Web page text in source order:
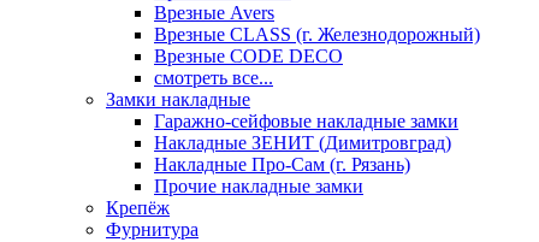
Врезные Avers
Врезные CLASS (г. Железнодорожный)
Врезные CODE DECO
смотреть все...
Замки накладные
Гаражно-сейфовые накладные замки
Накладные ЗЕНИТ (Димитровград)
Накладные Про-Сам (г. Рязань)
Прочие накладные замки
Крепёж
Фурнитура